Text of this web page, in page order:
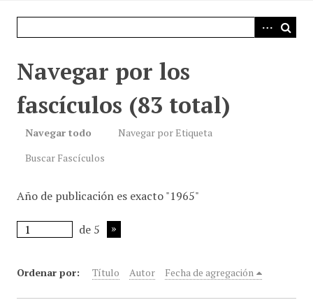
Navegar por los
fascículos (83 total)
Navegar todo
Navegar por Etiqueta
Buscar Fascículos
Año de publicación es exacto "1965"
de 5
Ordenar por: Título Autor Fecha de agregación